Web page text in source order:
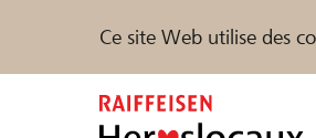
Ce site Web utilise des